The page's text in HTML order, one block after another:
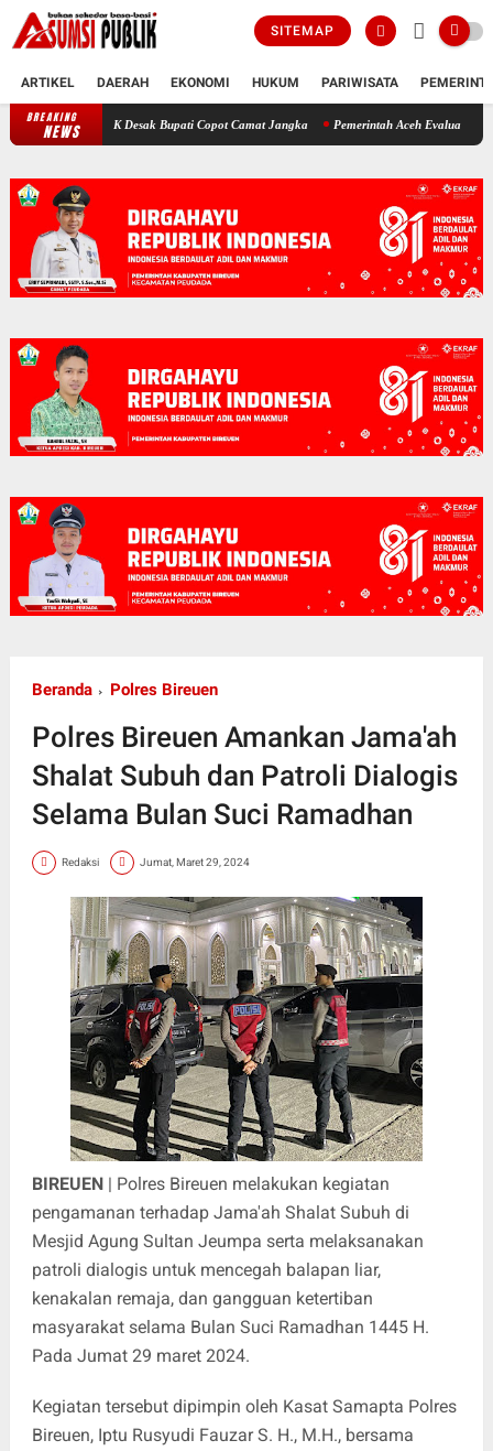
SITEMAP
ARTIKEL DAERAH EKONOMI HUKUM PARIWISATA
BREAKING
NEWS Polemik SKT Korban Bencana di Bireuen: Pimpinan DPRK Desak
Beranda Polres Bireuen
Polres Bireuen Amankan Jama'ah
Shalat Subuh dan Patroli Dialogis
Selama Bulan Suci Ramadhan
Redaksi Jumat, Maret 29, 2024
BIREUEN| Polres Bireuen melakukan kegiatan
pengamanan terhadap Jama'ah Shalat Subuh di
Mesjid Agung Sultan Jeumpa serta melaksanakan
patroli dialogis untuk mencegah balapan liar,
kenakalan remaja, dan gangguan ketertiban
masyarakat selama Bulan Suci Ramadhan 1445 H.
Pada Jumat 29 maret 2024.
Kegiatan tersebut dipimpin oleh Kasat Samapta Polres
Bireuen, Iptu Rusyudi Fauzar S. H., M.H., bersama